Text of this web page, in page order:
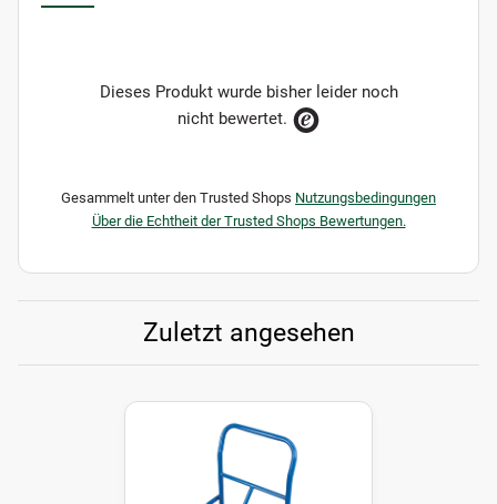
Dieses Produkt wurde bisher leider noch
nicht bewertet.
Gesammelt unter den Trusted Shops Nutzungsbedingungen
Über die Echtheit der Trusted Shops Bewertungen.
Zuletzt angesehen